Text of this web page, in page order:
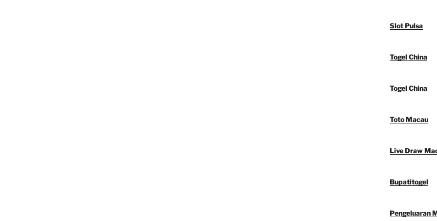
Slot Pulsa
Togel China
Togel China
Toto Macau
Live Draw
Bupatitogel
Pengeluaran